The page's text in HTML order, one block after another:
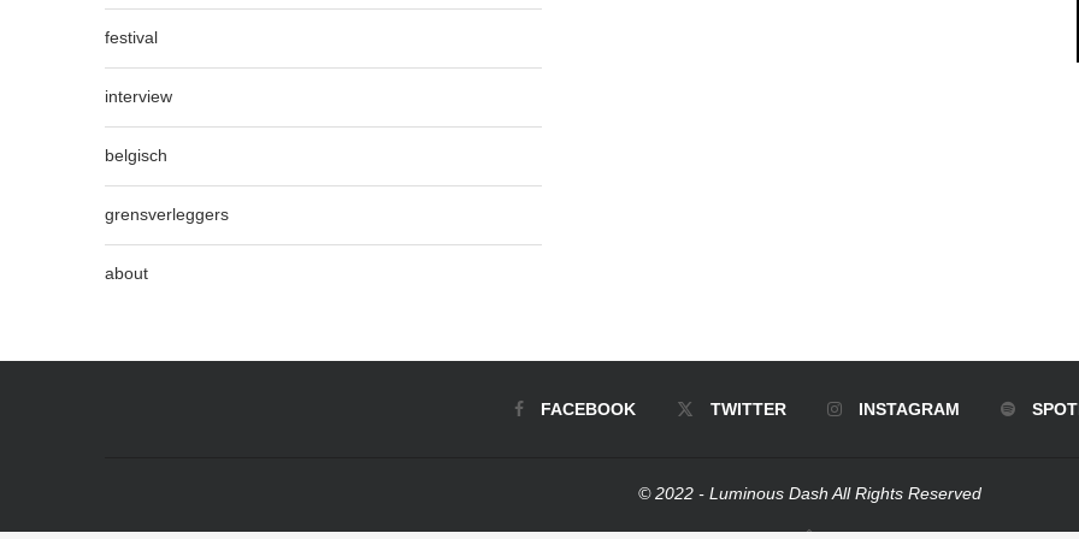
festival
interview
belgisch
grensverleggers
about
FACEBOOK TWITTER INSTAGRAM
© 2022 - Luminous Dash All Rights Reserved